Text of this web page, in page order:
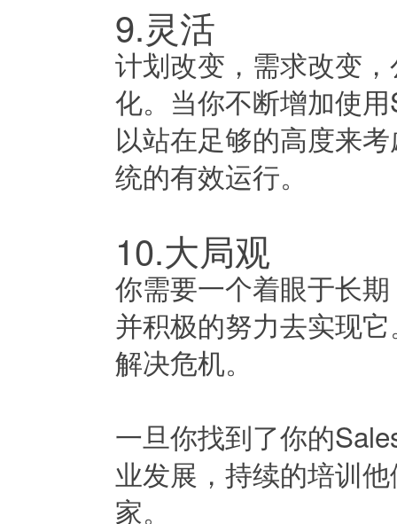
9.灵活
计划改变，需求改变
化。当你不断增加使
以站在足够的高度来
统的有效运行。
10.大局观
你需要一个着眼于长
并积极的努力去实现
解决危机。
一旦你找到了你的
业发展，持续的培训
家。